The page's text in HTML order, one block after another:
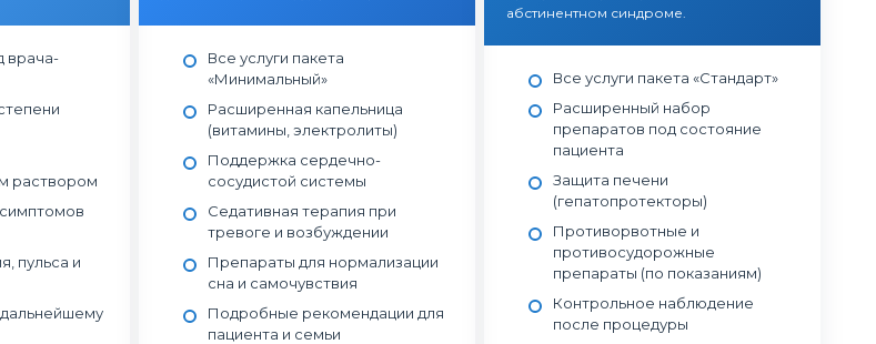
врача-
раствором
пульса и
Все услуги пакета
«Минимальный»
Расширенная капельница
(витамины, электролиты)
Поддержка сердечно-
сосудистой системы
Седативная терапия при
тревоге и возбуждении
Препараты для нормализации
сна и самочувствия
Подробные рекомендации для
пациента и семьи
абстинентном синдроме.
Все услуги пакета «Стандарт»
Расширенный набор
препаратов под состояние
пациента
Защита печени
(гепатопротекторы)
Противорвотные и
противосудорожные
препараты (по показаниям)
Контрольное наблюдение
после процедуры